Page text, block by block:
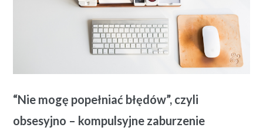
“Nie mogę popełniać błędów”, czyli
obsesyjno – kompulsyjne zaburzenie